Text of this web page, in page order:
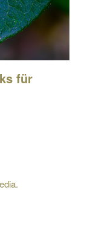
für